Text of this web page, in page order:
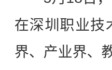
在深圳职业技
界、产业界、